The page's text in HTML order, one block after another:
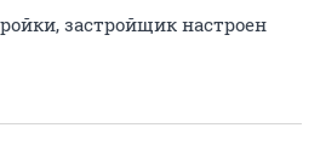
застройщик настроен